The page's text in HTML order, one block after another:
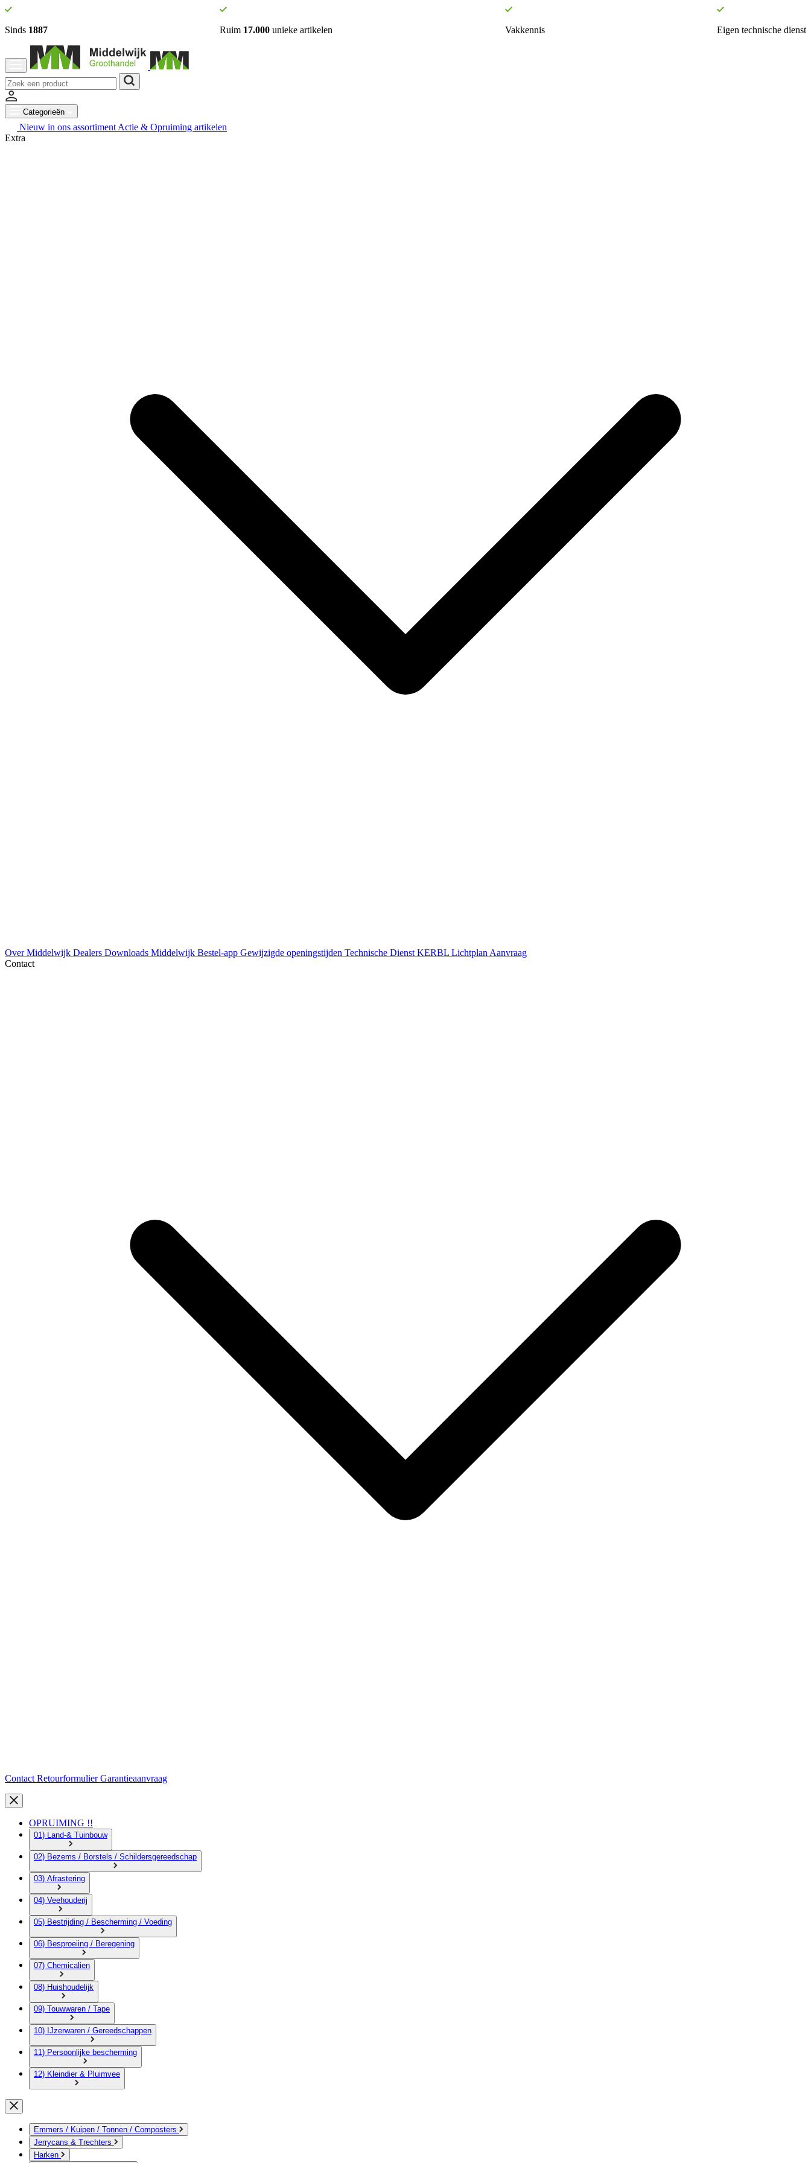
Sinds 1887 Ruim 17.000 unieke artikelen Vakkennis Eigen technische dienst
Categorieën
Nieuw in ons assortiment Actie & Opruiming artikelen
Extra
Over Middelwijk Dealers Downloads Middelwijk Bestel-app Gewijzigde openingstijden Technische Dienst KERBL Lichtplan Aanvraag
Contact
Contact RetourformulierGarantieaanvraag
OPRUIMING !!
01) Land-& Tuinbouw
02) Bezems / Borstels / Schildersgereedschap
03) Afrastering
04) Veehouderij
05) Bestrijding / Bescherming / Voeding
06) Besproeiing / Beregening
07) Chemicalien
08) Huishoudelijk
09) Touwwaren / Tape
10) IJzerwaren / Gereedschappen
11) Persoonlijke bescherming
12) Kleindier & Pluimvee
Emmers / Kuipen / Tonnen / Composters
Jerrycans & Trechters
Harken